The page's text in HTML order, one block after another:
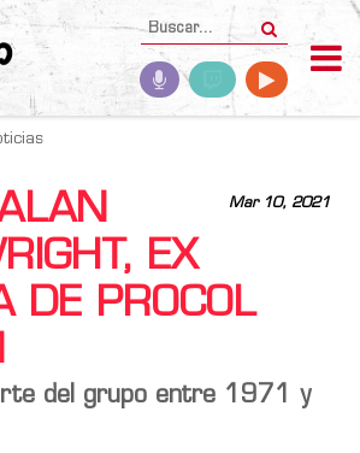
Mar 10, 2021
EX
DE PROCOL
del grupo entre 1971 y